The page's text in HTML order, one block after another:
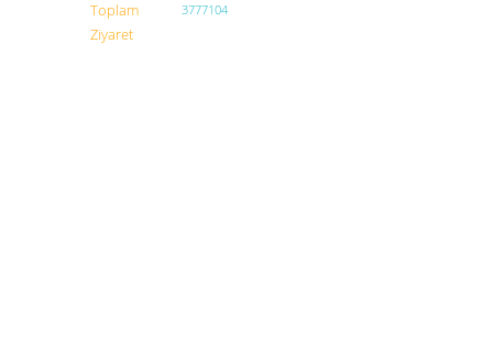
Toplam
Ziyaret
3777104